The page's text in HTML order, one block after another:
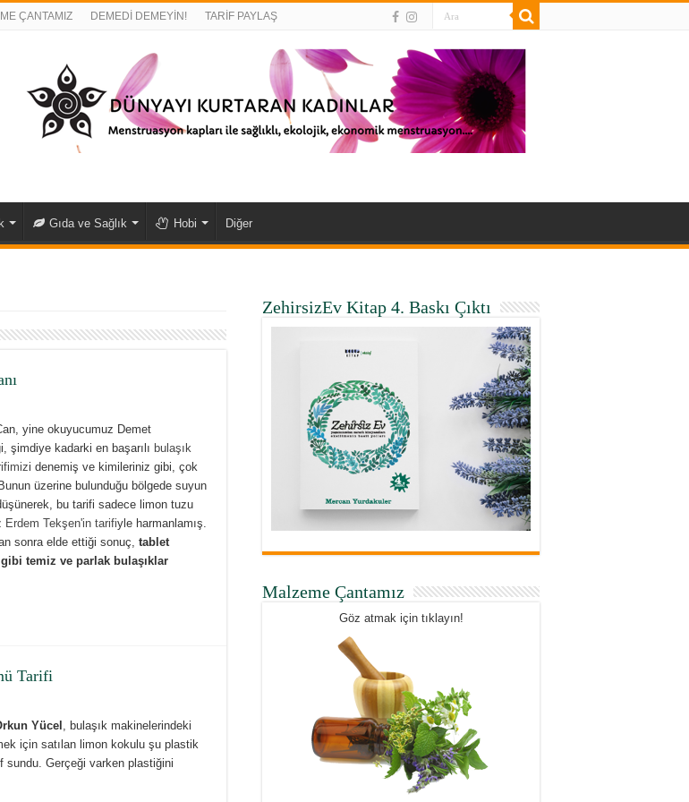
ÇANTAMIZ DEMEDİ DEMEYİN! TARİF PAYLAŞ
Gıda ve Sağlık Hobi Diğer
yine okuyucumuz Demet
şimdiye kadarki en başarılı bulaşık
i denemiş ve kimileriniz gibi, çok
üzerine bulunduğu bölgede suyun
bu tarifi sadece limon tuzu
Erdem Tekşen'in tarifiyle harmanlamış.
sonra elde ettiği sonuç, tablet
gibi temiz ve parlak bulaşıklar
Tarifi
Yücel , bulaşık makinelerindeki
için satılan limon kokulu şu plastik
sundu. Gerçeği varken plastiğini
ZehirsizEv Kitap 4. Baskı Çıktı
Malzeme Çantamız
Göz atmak için tıklayın!